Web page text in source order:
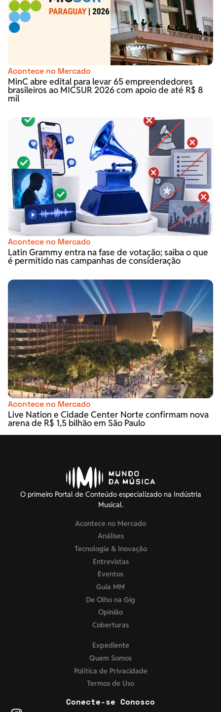
Acontece no Mercado
MinC abre edital para levar 65 empreendedores
brasileiros ao MICSUR 2026 com apoio de até R$ 8
mil
Acontece no Mercado
Latin Grammy entra na fase de votação; saiba o que
é permitido nas campanhas de consideração
Acontece no Mercado
Live Nation e Cidade Center Norte confirmam nova
arena de R$ 1,5 bilhão em São Paulo
O primeiro Portal de Conteúdo especializado na Indústria
Musical.
Acontece no Mercado
Análises
Tecnologia & Inovação
Entrevistas
Eventos
Guia MM
De Olho na Gig
Opinião
Coberturas
Expediente
Quem Somos
Política de Privacidade
Termos de Uso
Conecte-se Conosco